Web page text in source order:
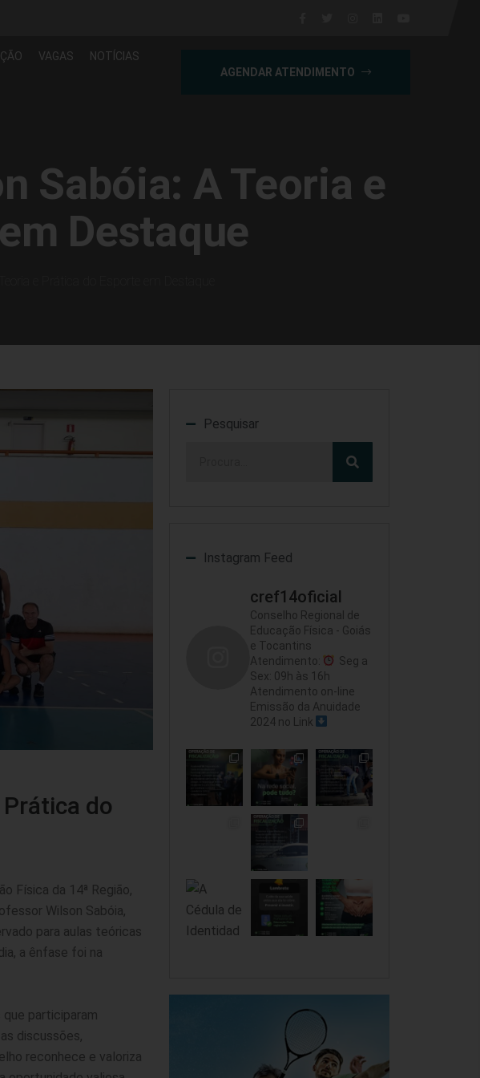
VAGAS NOTÍCIAS
AGENDAR ATENDIMENTO
Sabóia: A Teoria e
Destaque
do
Física da 14ª Região,
Wilson Sabóia,
para aulas teóricas
a ênfase foi na
participaram
discussões,
reconhece e valoriza
Pesquisar
Instagram Feed
cref14oficial
Conselho Regional de
Educação Física - Goiás
e Tocantins
Atendimento:
Seg a
Sex: 09h às 16h
Atendimento on-line
Emissão da Anuidade
2024 no Link